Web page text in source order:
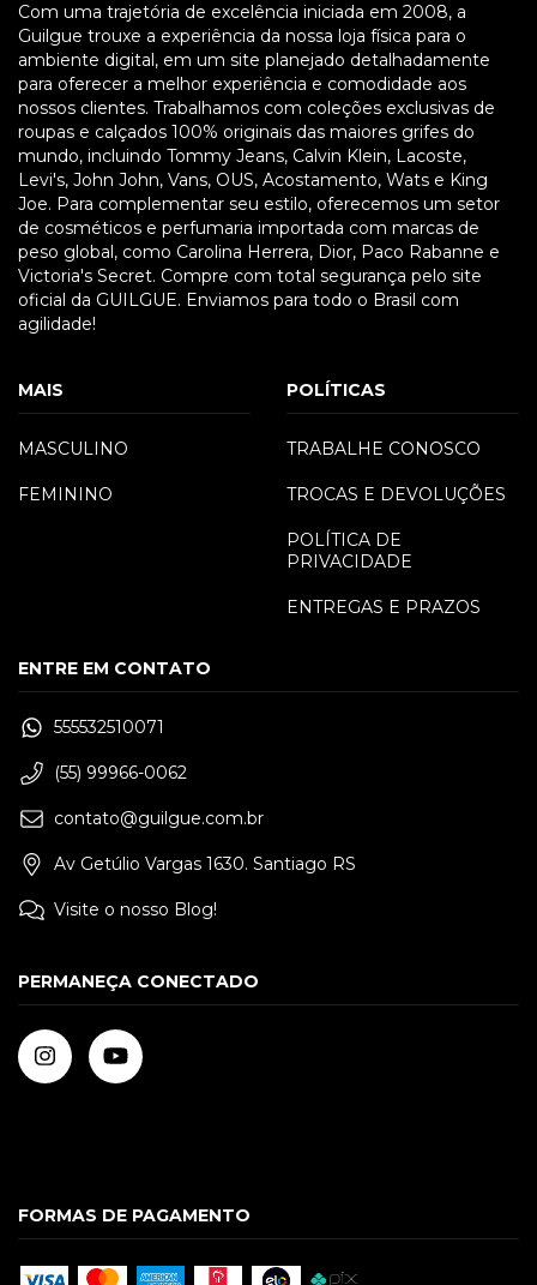
Com uma trajetória de excelência iniciada em 2008, a
Guilgue trouxe a experiência da nossa loja física para o
ambiente digital, em um site planejado detalhadamente
para oferecer a melhor experiência e comodidade aos
nossos clientes. Trabalhamos com coleções exclusivas de
roupas e calçados 100% originais das maiores grifes do
mundo, incluindo Tommy Jeans, Calvin Klein, Lacoste,
Levi's, John John, Vans, OUS, Acostamento, Wats e King
Joe. Para complementar seu estilo, oferecemos um setor
de cosméticos e perfumaria importada com marcas de
peso global, como Carolina Herrera, Dior, Paco Rabanne e
Victoria's Secret. Compre com total segurança pelo site
oficial da GUILGUE. Enviamos para todo o Brasil com
agilidade!
MAIS
MASCULINO
FEMININO
POLÍTICAS
TRABALHE CONOSCO
TROCAS E DEVOLUÇÕES
POLÍTICA DE
PRIVACIDADE
ENTREGAS E PRAZOS
ENTRE EM CONTATO
555532510071
(55) 99966-0062
contato@guilgue.com.br
Av Getúlio Vargas 1630. Santiago RS
Visite o nosso Blog!
PERMANEÇA CONECTADO
FORMAS DE PAGAMENTO